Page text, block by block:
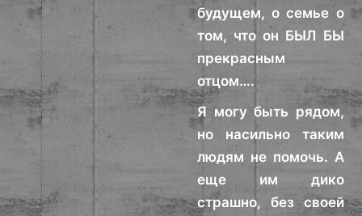
будущем, о семье о
том, что он БЫЛ БЫ
прекрасным
отцом….
Я могу быть рядом,
но насильно таким
людям не помочь. А
еще им дико
страшно, без своей